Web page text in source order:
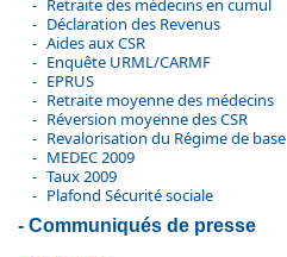
Retraite des médecins en cumul
Déclaration des Revenus
Aides aux CSR
Enquête URML/CARMF
EPRUS
Retraite moyenne des médecins
Réversion moyenne des CSR
Revalorisation du Régime de base
MEDEC 2009
Taux 2009
Plafond Sécurité sociale
Communiqués de presse